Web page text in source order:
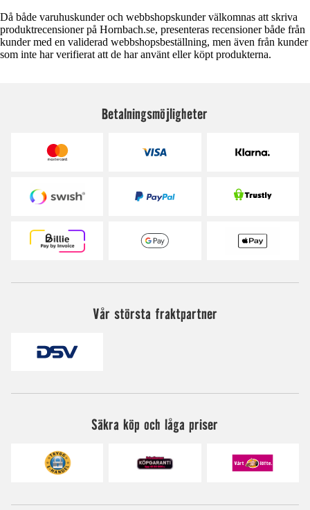
Då både varuhuskunder och webbshopskunder välkomnas att skriva
produktrecensioner på Hornbach.se, presenteras recensioner både från
kunder med en validerad webbshopsbeställning, men även från kunder
som inte har verifierat att de har använt eller köpt produkterna.
Betalningsmöjligheter
Vår största fraktpartner
Säkra köp och låga priser